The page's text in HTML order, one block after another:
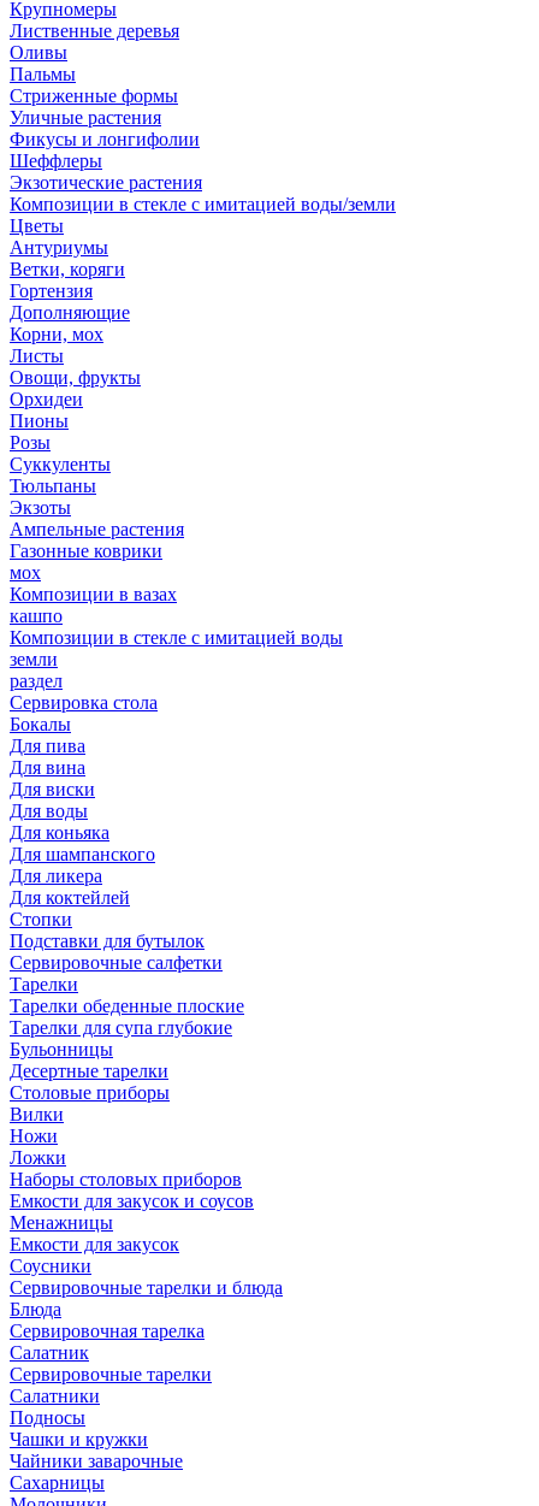
Крупномеры
Лиственные деревья
Оливы
Пальмы
Стриженные формы
Уличные растения
Фикусы и лонгифолии
Шеффлеры
Экзотические растения
Композиции в стекле с имитацией воды/земли
Цветы
Антуриумы
Ветки, коряги
Гортензия
Дополняющие
Корни, мох
Листы
Овощи, фрукты
Орхидеи
Пионы
Розы
Суккуленты
Тюльпаны
Экзоты
Ампельные растения
Газонные коврики
мох
Композиции в вазах
кашпо
Композиции в стекле с имитацией воды
земли
раздел
Сервировка стола
Бокалы
Для пива
Для вина
Для виски
Для воды
Для коньяка
Для шампанского
Для ликера
Для коктейлей
Стопки
Подставки для бутылок
Сервировочные салфетки
Тарелки
Тарелки обеденные плоские
Тарелки для супа глубокие
Бульонницы
Десертные тарелки
Столовые приборы
Вилки
Ножи
Ложки
Наборы столовых приборов
Емкости для закусок и соусов
Менажницы
Емкости для закусок
Соусники
Сервировочные тарелки и блюда
Блюда
Сервировочная тарелка
Салатник
Сервировочные тарелки
Салатники
Подносы
Чашки и кружки
Чайники заварочные
Сахарницы